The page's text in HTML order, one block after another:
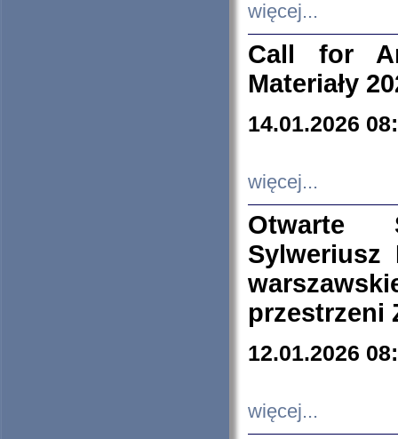
więcej...
Call for
Materiały
14.01.2026
więcej...
Otwarte
Sylweriusz
przestrzeni
12.01.2026
więcej...